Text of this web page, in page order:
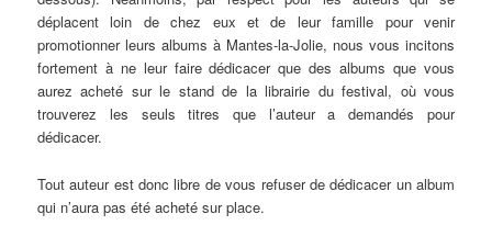
déplacent loin de chez eux et de leur famille pour venir
promotionner leurs albums à Mantes-la-Jolie, nous vous incitons
fortement à ne leur faire dédicacer que des albums que vous
aurez acheté sur le stand de la librairie du festival, où vous
trouverez les seuls titres que l’auteur a demandés pour
dédicacer.
Tout auteur est donc libre de vous refuser de dédicacer un album
qui n’aura pas été acheté sur place.